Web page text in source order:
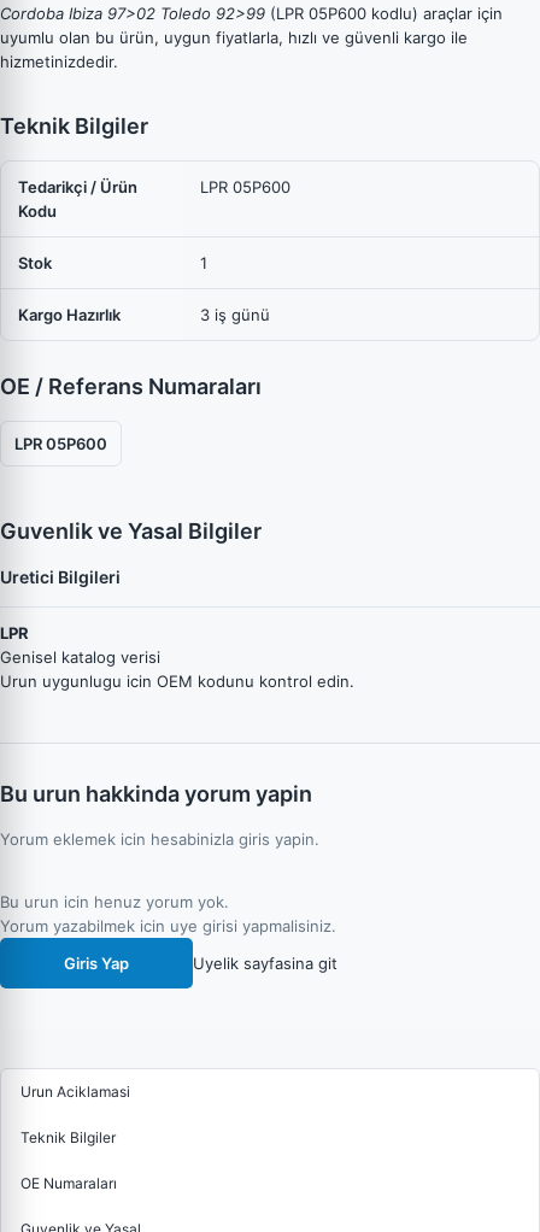
Cordoba Ibiza 97>02 Toledo 92>99 (LPR 05P600 kodlu) araçlar için
uyumlu olan bu ürün, uygun fiyatlarla, hızlı ve güvenli kargo ile
hizmetinizdedir.
Teknik Bilgiler
Tedarikçi / Ürün
Kodu
LPR 05P600
Stok 1
Kargo Hazırlık 3 iş günü
OE / Referans Numaraları
LPR 05P600
Guvenlik ve Yasal Bilgiler
Uretici Bilgileri
LPR
Genisel katalog verisi
Urun uygunlugu icin OEM kodunu kontrol edin.
Bu urun hakkinda yorum yapin
Yorum eklemek icin hesabinizla giris yapin.
Bu urun icin henuz yorum yok.
Yorum yazabilmek icin uye girisi yapmalisiniz.
Giris Yap
Uyelik sayfasina git
Urun Aciklamasi
Teknik Bilgiler
OE Numaraları